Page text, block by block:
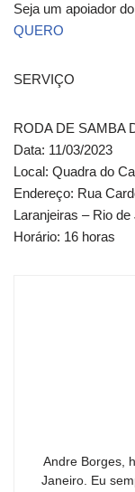
Seja um apoiador
QUERO
SERVIÇO
RODA DE SAMBA
Data: 11/03/2023
Local: Quadra do
Endereço: Rua
Laranjeiras – Rio
Horário: 16 horas
Andre Borges,
Janeiro. Eu